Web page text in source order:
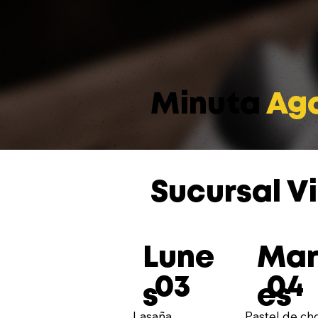
Minuta
Sucursal
Lune
s
es
03 04